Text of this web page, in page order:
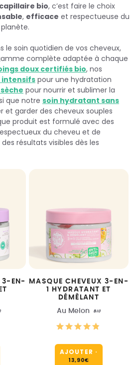
bio, c’est faire le choix
, efficace et respectueuse du
le soin quotidien de vos cheveux,
complète adaptée à chaque
doux certifiés bio, nos
intensifs pour une hydratation
pour nourrir et sublimer la
que notre soin hydratant sans
et garder des cheveux souples
produit est formulé avec des
du cheveu et de
résultats visibles dès les
3-EN- MASQUE CHEVEUX 3-EN-
1 HYDRATANT ET
DÉMÊLANT
Au Melon BIO
AJOUTER ·
13,90€